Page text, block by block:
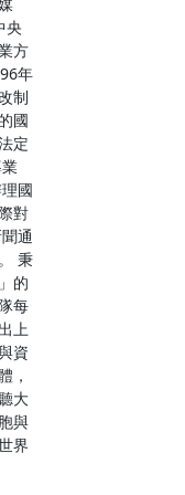
央
方
年
制
國
定
國
對
通
秉
的
每
上
資
，
大
與
界